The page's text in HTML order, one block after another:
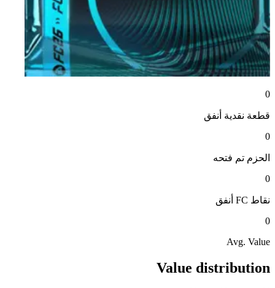
0
قطعة نقدية أنفق
0
الحزم تم فتحه
0
نقاط FC
أنفق
0
Avg. Value
Value distribution